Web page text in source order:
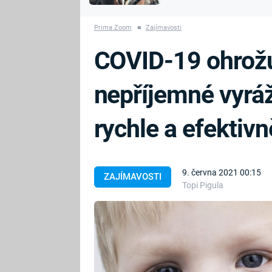
PRVNÍ SVĚTOVÁ
BRITSKÁ
RODINA
Prima Zoom ■ Zajímavosti
ZAJÍMAVOSTI
9. června 2021 00:15
Topi Pigula
COVID-19
nepříjemné
rychle a